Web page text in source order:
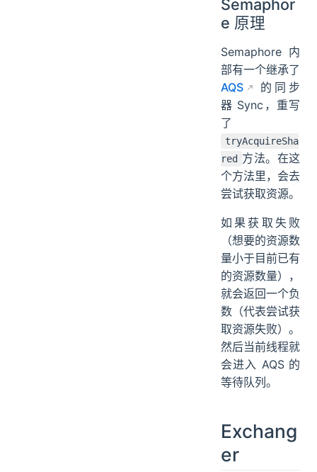
Semaphor
e 原理
Semaphore 内
部有一个继承了
AQS
的同步
器 Sync，重写
了
tryAcquireSha
red 方法。在这
个方法里，会去
尝试获取资源。
如果获取失败
（想要的资源数
量小于目前已有
的资源数量），
就会返回一个负
数（代表尝试获
取资源失败）。
然后当前线程就
会进入 AQS 的
等待队列。
Exchang
er